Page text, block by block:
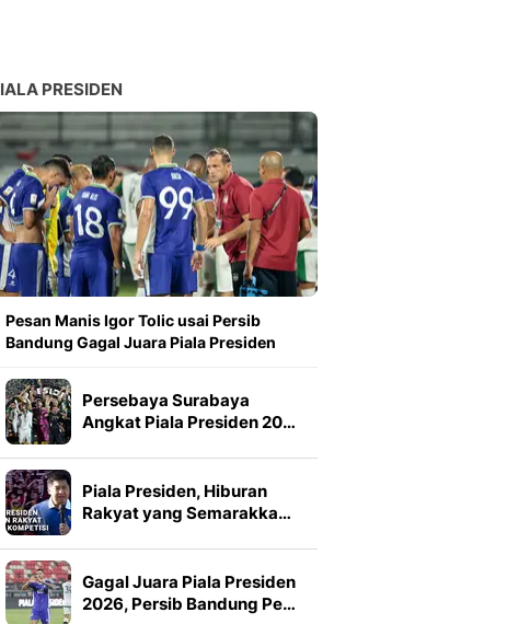
PRESIDEN
Pesan Manis Igor Tolic usai Persib
Bandung Gagal Juara Piala Presiden
Persebaya Surabaya
Angkat Piala Presiden 20…
Piala Presiden, Hiburan
Rakyat yang Semarakka…
Gagal Juara Piala Presiden
2026, Persib Bandung Pe…